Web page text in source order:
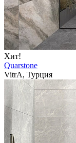
Хит!
Quarstone
VitrA, Турция